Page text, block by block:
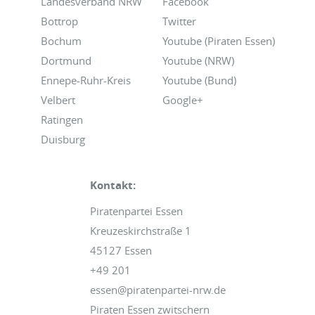
Bottrop
Bochum
Dortmund
Ennepe-Ruhr-Kreis
Velbert
Ratingen
Duisburg
Twitter
Youtube (Piraten Essen)
Youtube (NRW)
Youtube (Bund)
Google+
Kontakt:
Piratenpartei Essen
Kreuzeskirchstraße 1
45127 Essen
+49 201
essen@piratenpartei-nrw.de
Piraten Essen zwitschern